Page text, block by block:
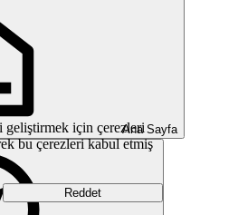
Ana Sayfa
geliştirmek için çerezleri
bu çerezleri kabul etmiş
Reddet